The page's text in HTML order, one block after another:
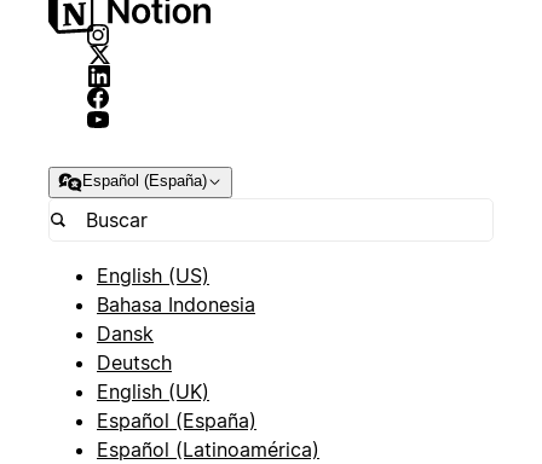
Español (España)
English (US)
Bahasa Indonesia
Dansk
Deutsch
English (UK)
Español (España)
Español (Latinoamérica)